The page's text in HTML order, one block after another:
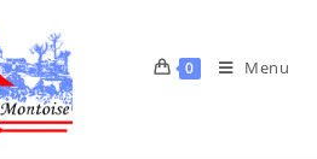
0 Menu